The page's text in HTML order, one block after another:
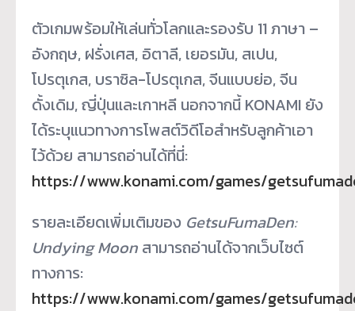
ตัวเกมพร้อมให้เล่นทั่วโลกและรองรับ 11 ภาษา –
อังกฤษ, ฝรั่งเศส, อิตาลี, เยอรมัน, สเปน,
โปรตุเกส, บราซิล-โปรตุเกส, จีนแบบย่อ, จีน
ดั้งเดิม, ญี่ปุ่นและเกาหลี นอกจากนี้ KONAMI ยัง
ได้ระบุแนวทางการโพสต์วิดีโอสำหรับลูกค้าเอา
ไว้ด้วย สามารถอ่านได้ที่นี่:
https://www.konami.com/games/
รายละเอียดเพิ่มเติมของ GetsuFumaDen:
Undying Moon สามารถอ่านได้จากเว็บไซต์
ทางการ:
https://www.konami.com/games/